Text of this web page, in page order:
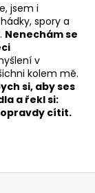
jsem i
spory a
Nenechám se
v
kolem mě.
si, aby ses
a řekl si:
cítit.